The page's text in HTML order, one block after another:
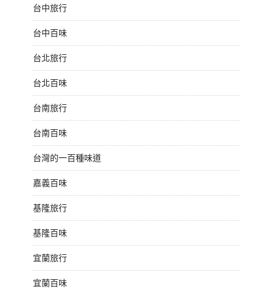
台中旅行
台中百味
台北旅行
台北百味
台南旅行
台南百味
台灣的一百種味道
嘉義百味
基隆旅行
基隆百味
宜蘭旅行
宜蘭百味